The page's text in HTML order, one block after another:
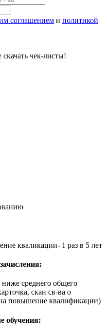
соглашением и политикой
скачать чек-листы!
кваликации- 1 раз в 5 лет
ниже среднего общего
скан св-ва о
повышение квалификации)
обучения: